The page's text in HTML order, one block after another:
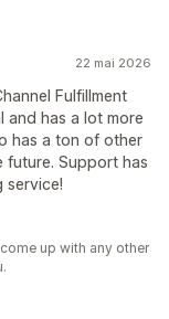
22 mai 2026
Fulfillment
and has a lot more
has a ton of other
future. Support has
service!
up with any other